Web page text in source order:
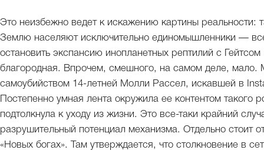
Это неизбежно ведет к искажению картины реальности:
Землю населяют исключительно единомышленники — все
остановить экспансию инопланетных рептилий с
благородная. Впрочем, смешного, на самом деле, мало.
самоубийством 14-летней Молли Рассел, искавшей в
Постепенно умная лента окружила ее контентом такого
подтолкнула к уходу из жизни. Это все-таки крайний
разрушительный потенциал механизма. Отдельно стоит
«Новых богах». Там утверждается, что столкновение в